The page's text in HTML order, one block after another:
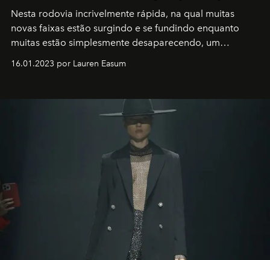
Nesta rodovia incrivelmente rápida, na qual muitas
novas faixas estão surgindo e se fundindo enquanto
muitas estão simplesmente desaparecendo, um
transportador AMTD abrindo caminho para muitos
por propósitos, com um claro senso de missão na vida e
16.01.2023 por Lauren Easum